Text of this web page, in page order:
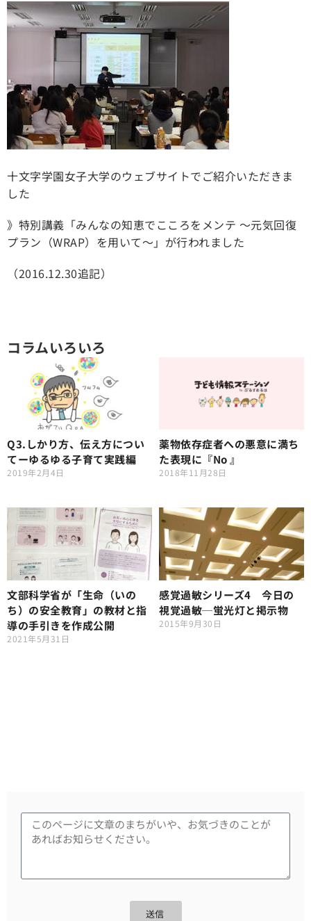
十文字学園女子大学のウェブサイトでご紹介いただきま
した
》特別講義「みんなの知恵でこころをメンテ ～元気回復
プラン（WRAP）を用いて～」が行われました
（2016.12.30追記）
コラムいろいろ
Q3.しかり方、伝え方につい
てーゆるゆる子育て実践編
2019年2月4日
薬物依存症者への悪意に満ち
た表現に『No 』
2018年11月28日
文部科学省が「生命（いの
ち）の安全教育」の教材と指
導の手引きを作成公開
2021年5月31日
感覚過敏シリーズ4 今日の
視覚過敏─蛍光灯と掲示物
2015年9月30日
送信